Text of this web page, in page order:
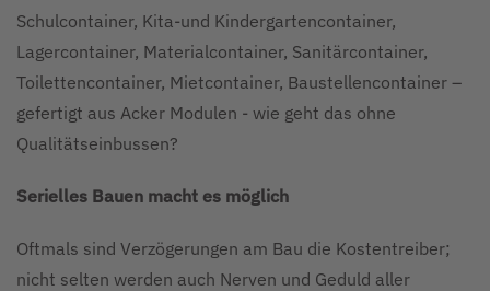
Schulcontainer, Kita-und Kindergartencontainer,
Lagercontainer, Materialcontainer, Sanitärcontainer,
Toilettencontainer, Mietcontainer, Baustellencontainer –
gefertigt aus Acker Modulen - wie geht das ohne
Qualitätseinbussen?
Serielles Bauen macht es möglich
Oftmals sind Verzögerungen am Bau die Kostentreiber;
nicht selten werden auch Nerven und Geduld aller